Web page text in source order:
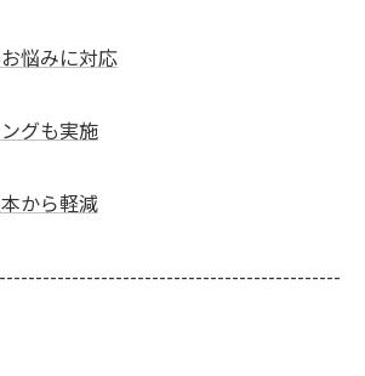
悩みに対応
グも実施
から軽減